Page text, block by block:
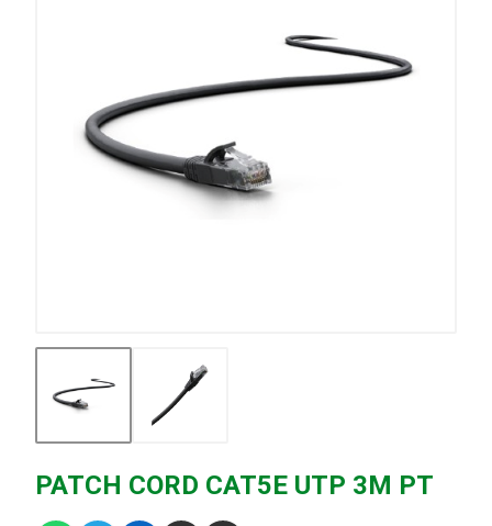
PATCH CORD CAT5E UTP 3M PT